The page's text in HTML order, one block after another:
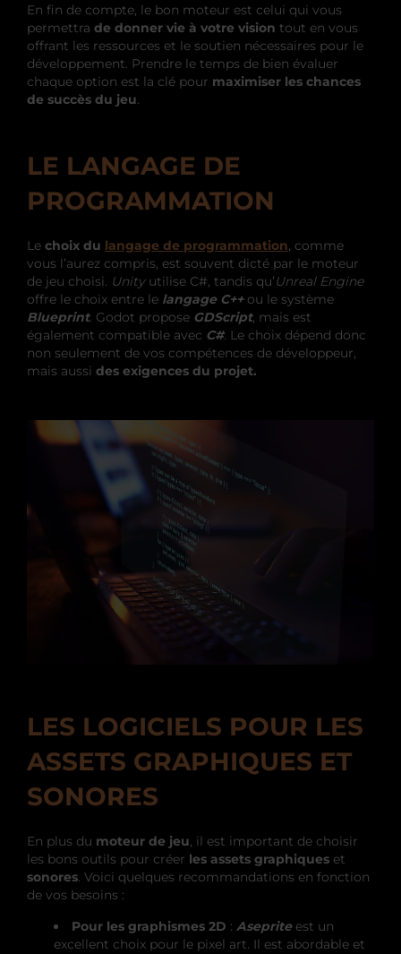
En fin de compte, le bon moteur est celui qui vous
permettra de donner vie à votre vision tout en vous
offrant les ressources et le soutien nécessaires pour le
développement. Prendre le temps de bien évaluer
chaque option est la clé pour maximiser les chances
de succès du jeu.
LE LANGAGE DE
PROGRAMMATION
Le choix du langage de programmation, comme
vous l’aurez compris, est souvent dicté par le moteur
de jeu choisi. Unityutilise C#, tandis qu’Unreal Engine
offre le choix entre le langage C++ou le système
Blueprint. Godot propose GDScript, mais est
également compatible avec C#. Le choix dépend donc
non seulement de vos compétences de développeur,
mais aussi des exigences du projet.
LES LOGICIELS POUR LES
ASSETS GRAPHIQUES ET
SONORES
En plus du moteur de jeu, il est important de choisir
les bons outils pour créer les assets graphiques et
sonores. Voici quelques recommandations en fonction
de vos besoins :
Pour les graphismes 2D : Asepriteest un
excellent choix pour le pixel art. Il est abordable et